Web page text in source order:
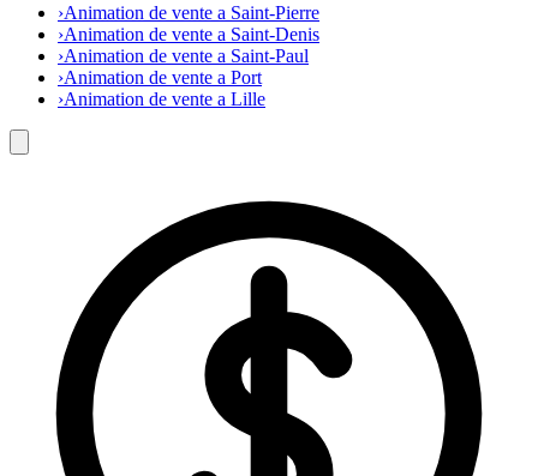
›Animation de vente a Saint-Pierre
›Animation de vente a Saint-Denis
›Animation de vente a Saint-Paul
›Animation de vente a Port
›Animation de vente a Lille